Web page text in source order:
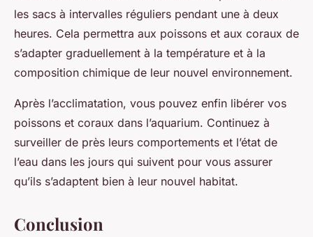
les sacs à intervalles réguliers pendant une à deux
heures. Cela permettra aux poissons et aux coraux de
s’adapter graduellement à la température et à la
composition chimique de leur nouvel environnement.
Après l’acclimatation, vous pouvez enfin libérer vos
poissons et coraux dans l’aquarium. Continuez à
surveiller de près leurs comportements et l’état de
l’eau dans les jours qui suivent pour vous assurer
qu’ils s’adaptent bien à leur nouvel habitat.
Conclusion